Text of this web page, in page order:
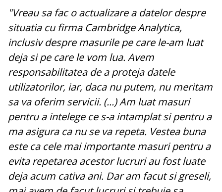
"Vreau sa fac o actualizare a datelor despre
situatia cu firma Cambridge Analytica,
inclusiv despre masurile pe care le-am luat
deja si pe care le vom lua. Avem
responsabilitatea de a proteja datele
utilizatorilor, iar, daca nu putem, nu meritam
sa va oferim servicii. (...) Am luat masuri
pentru a intelege ce s-a intamplat si pentru a
ma asigura ca nu se va repeta. Vestea buna
este ca cele mai importante masuri pentru a
evita repetarea acestor lucruri au fost luate
deja acum cativa ani. Dar am facut si greseli,